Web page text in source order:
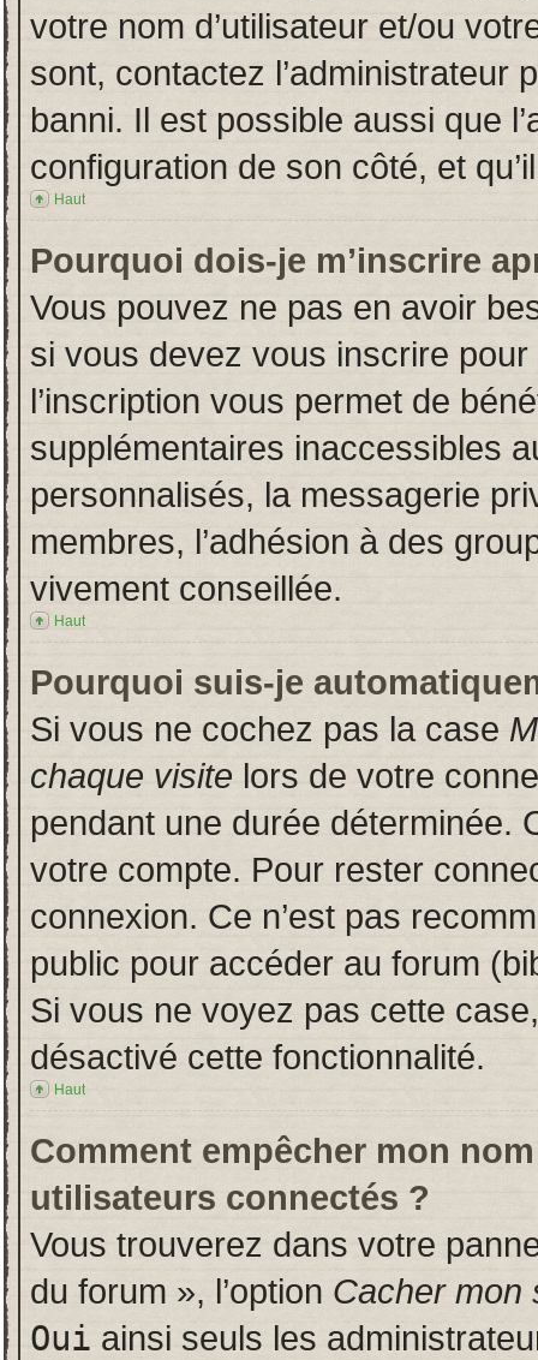
votre nom d’utilisateur et/ou
sont, contactez l’administrateur
banni. Il est possible aussi que
configuration de son côté, et
Haut
Pourquoi dois-je m’inscrire
Vous pouvez ne pas en avoir
si vous devez vous inscrire
l’inscription vous permet de
supplémentaires inaccessibles
personnalisés, la messagerie
membres, l’adhésion à des
vivement conseillée.
Haut
Pourquoi suis-je
Si vous ne cochez pas la case
chaque visite lors de votre
pendant une durée déterminée.
votre compte. Pour rester
connexion. Ce n’est pas
public pour accéder au forum
Si vous ne voyez pas cette
désactivé cette fonctionnalité.
Haut
Comment empêcher mon
utilisateurs connectés ?
Vous trouverez dans votre
du forum », l’option Cacher mon
Oui ainsi seuls les